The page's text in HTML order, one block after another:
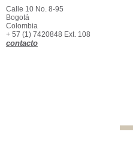
Bogotá -vida social y costumbres
Bogotá -vida social y
costumbres[1]
Colegio Antonio Nariño,1932
Colegio Antonio
Nariño,1932 [1]
Colegios--Estudios
Colegios--Estudios
Calle 10 No. 8-95
Bogotá
Colombia
+ 57 (1) 7420848 Ext. 108
contacto